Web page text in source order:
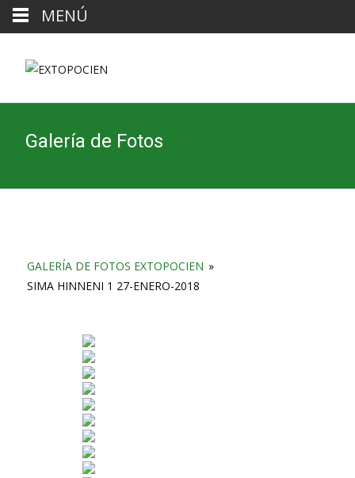
Galería de Fotos
GALERÍA DE FOTOS EXTOPOCIEN »
SIMA HINNENI 1 27-ENERO-2018
MENÚ